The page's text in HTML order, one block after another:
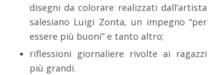
disegni da colorare realizzati dall’artista
salesiano Luigi Zonta, un impegno “per
essere più buoni” e tanto altro;
riflessioni giornaliere rivolte ai ragazzi
più grandi.